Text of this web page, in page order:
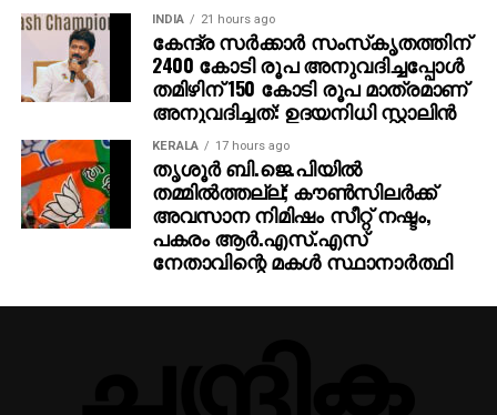
INDIA 21 hours ago
കേന്ദ്ര സര്‍ക്കാര്‍ സംസ്‌കൃതത്തിന്
2400 കോടി രൂപ അനുവദിച്ചപ്പോള്‍
തമിഴിന് 150 കോടി രൂപ മാത്രമാണ്
അനുവദിച്ചത്: ഉദയനിധി സ്റ്റാലിന്‍
KERALA 17 hours ago
തൃശൂര്‍ ബി.ജെ.പിയില്‍
തമ്മില്‍ത്തല്ല്; കൗണ്‍സിലര്‍ക്ക്
അവസാന നിമിഷം സീറ്റ് നഷ്ടം,
പകരം ആര്‍.എസ്.എസ്
നേതാവിന്റെ മകള്‍ സ്ഥാനാര്‍ത്ഥി